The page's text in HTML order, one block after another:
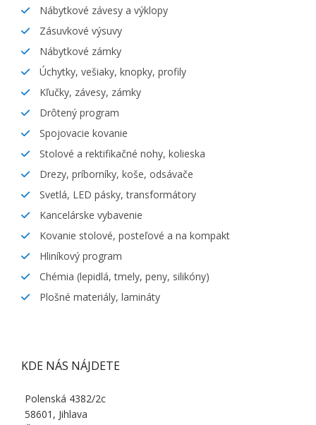
Nábytkové závesy a výklopy
Zásuvkové výsuvy
Nábytkové zámky
Úchytky, vešiaky, knopky, profily
Kľučky, závesy, zámky
Drôtený program
Spojovacie kovanie
Stolové a rektifikačné nohy, kolieska
Drezy, príborníky, koše, odsávače
Svetlá, LED pásky, transformátory
Kancelárske vybavenie
Kovanie stolové, posteľové a na kompakt
Hliníkový program
Chémia (lepidlá, tmely, peny, silikóny)
Plošné materiály, lamináty
KDE NÁS NÁJDETE
Polenská 4382/2c
58601, Jihlava